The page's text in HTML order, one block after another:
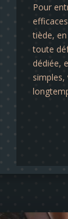
Pour
tiède,
toute
dédiée,